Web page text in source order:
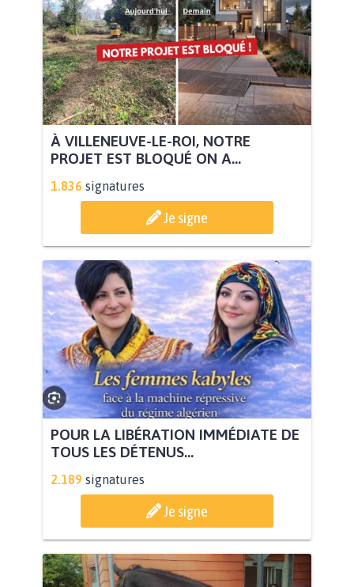
À VILLENEUVE-LE-ROI, NOTRE
PROJET EST BLOQUÉ ON A...
1.836 signatures
Je signe
POUR LA LIBÉRATION IMMÉDIATE DE
TOUS LES DÉTENUS...
2.189 signatures
Je signe